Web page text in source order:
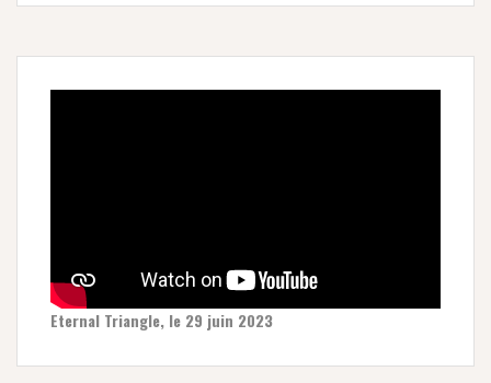
Eternal Triangle, le 29 juin 2023